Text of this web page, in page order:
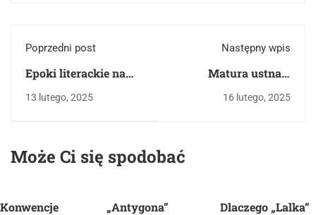
Poprzedni post
Epoki literackie na
maturę, podstawowe
13 lutego, 2025
Następny wpis
Matura ustna z
języka polskiego -
16 lutego, 2025
Może Ci się spodobać
Konwencje
„Antygona”
Dlaczego „Lalka”